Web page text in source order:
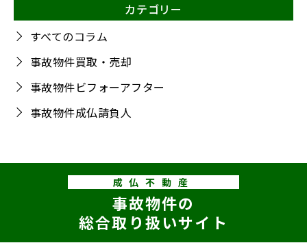
カテゴリー
すべてのコラム
事故物件買取・売却
事故物件ビフォーアフター
事故物件成仏請負人
成仏不動産
事故物件の
総合取り扱いサイト